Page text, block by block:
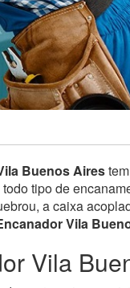
Buenos Aires
tipo de
a caixa
Vila
Vila